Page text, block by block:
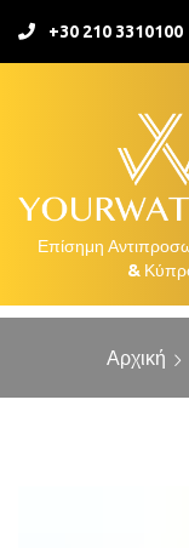
+30 210 3310100
Αρχική